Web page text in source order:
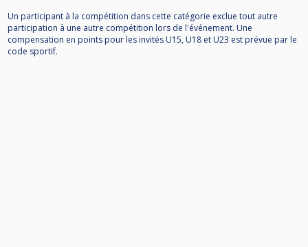
Un participant à la compétition dans cette catégorie exclue tout autre
participation à une autre compétition lors de l'événement. Une
compensation en points pour les invités U15, U18 et U23 est prévue par le
code sportif.